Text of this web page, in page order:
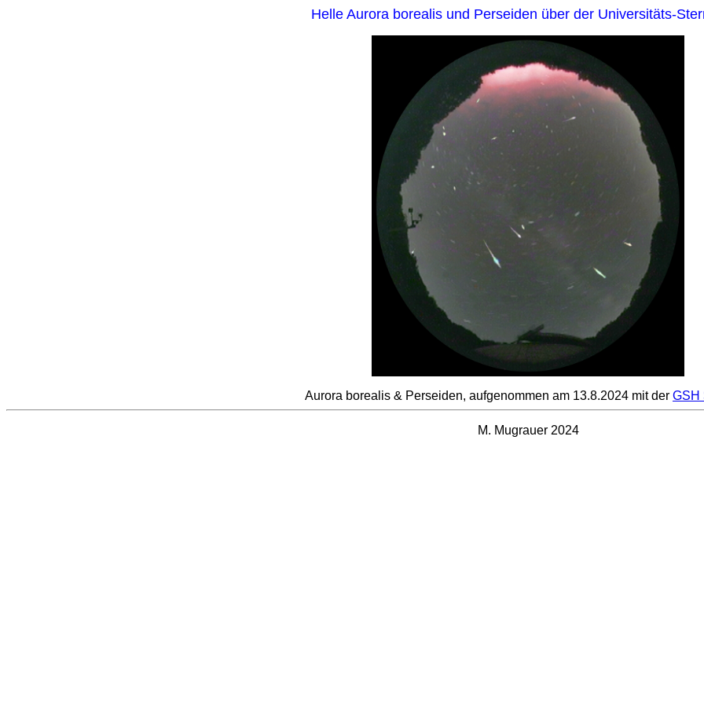
Helle Aurora borealis und Perseiden über der Universitäts-
Aurora borealis & Perseiden, aufgenommen am 13.8.2024 mit der GSH
M. Mugrauer 2024